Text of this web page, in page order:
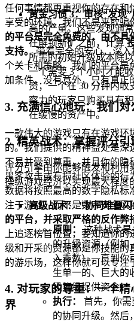
黄金习惯 3：审核“发现”
高的产量。这些发现通
在解锁新矿之前，计算
所需的初始升级成本除
一个需要 3 个小时才能
资；一个在 30 分钟内收
察力的玩家只购买具有
在缓慢的资产中。
2. 精英战术：掌握评分引
评分引擎由你能够触发和利用
操纵游戏经济以实现最大程度
高级战术： "协同堆叠
原则： 这种战术是
的升级资源（例如
入乘数），直到你
生单一的、巨大的
级等级提供资金。
执行：
首先，你
的协同升级。然后
任何事情都更重视你的存在和
享受的环境。我们不是来欺骗
的平台是完全免费的，由不
支持。带着完全的安心，深
个关卡和策略。我们的平台是
加条件，没有意外，只有真正
3. 充满信心地玩：我们
一款伟大的游戏只有在游戏环
的。我们提供的精神益处是
不易并受到尊重，并且你的隐
黑客攻击或有损社区体验的行
数据将按照最高的数字隐私标
注于游戏，而不是数字安全风
的平台，并采取严格的反作弊
上追逐榜首位置，要知道你
级和开采的资源都是你技能的
的游乐场，这样你就可以专注
4. 对玩家的尊重：一个
界